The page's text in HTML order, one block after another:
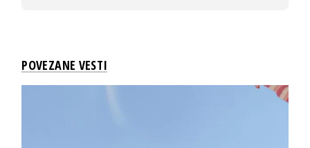
POVEZANE VESTI